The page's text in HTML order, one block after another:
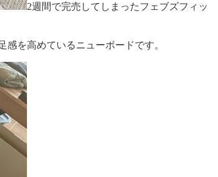
2週間で完売してしまったフェブズフィッ
を高めているニューボードです。